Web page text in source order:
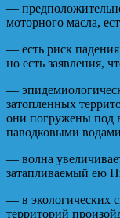
—
моторного масла,
— есть риск
но есть заявления,
—
затопленных
они погружены под
паводковыми
— волна
затапливаемый ею
— в экологических
территорий